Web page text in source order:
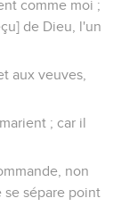
comme moi ;
de Dieu, l'un
aux veuves,
; car il
non
se sépare point